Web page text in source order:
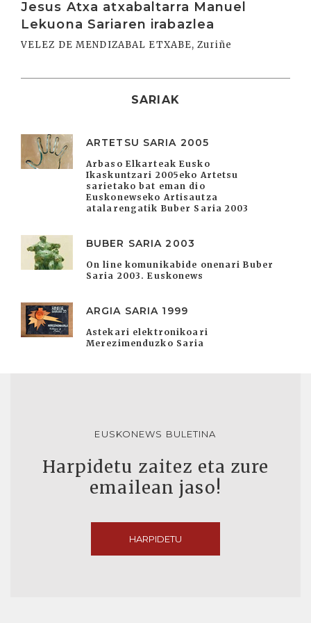
Jesus Atxa atxabaltarra Manuel
Lekuona Sariaren irabazlea
VELEZ DE MENDIZABAL ETXABE, Zuriñe
SARIAK
ARTETSU SARIA 2005
Arbaso Elkarteak Eusko
Ikaskuntzari 2005eko Artetsu
sarietako bat eman dio
Euskonewseko Artisautza
atalarengatik Buber Saria 2003
BUBER SARIA 2003
On line komunikabide onenari Buber
Saria 2003. Euskonews
ARGIA SARIA 1999
Astekari elektronikoari
Merezimenduzko Saria
EUSKONEWS BULETINA
Harpidetu zaitez eta zure
emailean jaso!
HARPIDETU